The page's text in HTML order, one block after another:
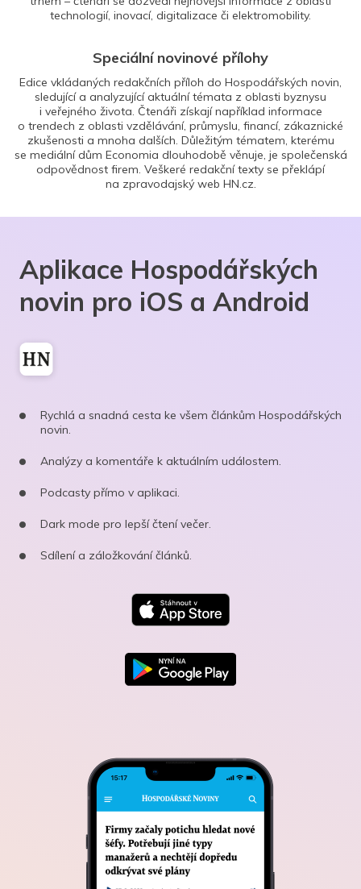
technologií, inovací, digitalizace či elektromobility.
Speciální novinové přílohy
Edice vkládaných redakčních příloh do Hospodářských novin,
sledující a analyzující aktuální témata z oblasti byznysu
i veřejného života. Čtenáři získají například informace
o trendech z oblasti vzdělávání, průmyslu, financí, zákaznické
zkušenosti a mnoha dalších. Důležitým tématem, kterému
se mediální dům Economia dlouhodobě věnuje, je společenská
odpovědnost firem. Veškeré redakční texty se překlápí
na zpravodajský web HN.cz.
Aplikace Hospodářských
novin pro iOS a Android
Rychlá a snadná cesta ke všem článkům Hospodářských
novin.
Analýzy a komentáře k aktuálním událostem.
Podcasty přímo v aplikaci.
Dark mode pro lepší čtení večer.
Sdílení a záložkování článků.